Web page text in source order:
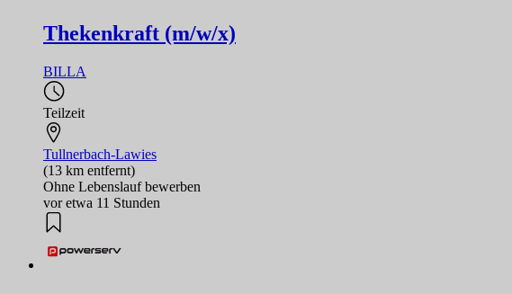
Thekenkraft (m/w/x)
BILLA
Teilzeit
Tullnerbach-Lawies
(13 km entfernt)
Ohne Lebenslauf bewerben
vor etwa 11 Stunden